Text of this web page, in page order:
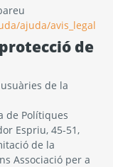
ajuda/avis_legal
de
de la
de Polítiques
Espriu, 45-51,
de la
Associació per a